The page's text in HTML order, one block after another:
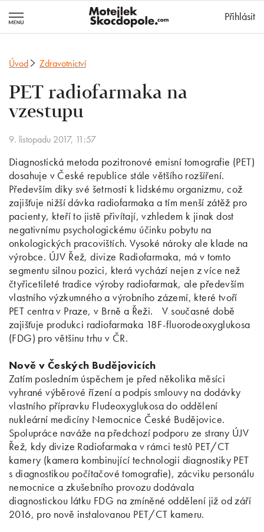
Přihlásit
Úvod Zdravotnictví
PET radiofarmaka na
vzestupu
9. listopadu 2017, 11:57
Diagnostická metoda pozitronové emisní tomografie (PET)
dosahuje v České republice stále většího rozšíření.
Především díky své šetrnosti k lidskému organizmu, což
zajišťuje nižší dávka radiofarmaka a tím menší zátěž pro
pacienty, kteří to jistě přivítají, vzhledem k jinak dost
negativnímu psychologickému účinku pobytu na
onkologických pracovištích. Vysoké nároky ale klade na
výrobce. ÚJV Řež, divize Radiofarmaka, má v tomto
segmentu silnou pozici, která vychází nejen z více než
čtyřicetileté tradice výroby radiofarmak, ale především
vlastního výzkumného a výrobního zázemí, které tvoří
PET centra v Praze, v Brně a Řeži. V současné době
zajišťuje produkci radiofarmaka 18F-fluorodeoxyglukosa
(FDG) pro většinu trhu v ČR.
Nově v Českých Budějovicích
Zatím posledním úspěchem je před několika měsíci
vyhrané výběrové řízení a podpis smlouvy na dodávky
vlastního přípravku Fludeoxyglukosa do oddělení
nukleární medicíny Nemocnice České Budějovice.
Spolupráce naváže na předchozí podporu ze strany ÚJV
Řež, kdy divize Radiofarmaka v rámci testů PET/CT
kamery (kamera kombinující technologii diagnostiky PET
s diagnostikou počítačové tomografie), zácviku personálu
nemocnice a zkušebního provozu dodávala
diagnostickou látku FDG na zmíněné oddělení již od září
2016, pro nově instalovanou PET/CT kameru.